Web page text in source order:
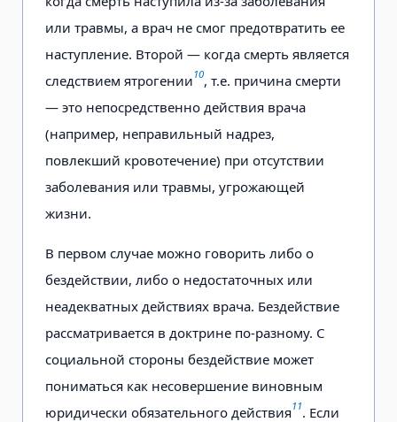
или травмы, а врач не смог предотвратить ее
наступление. Второй — когда смерть является
следствием ятрогении10, т.е. причина смерти
— это непосредственно действия врача
(например, неправильный надрез,
повлекший кровотечение) при отсутствии
заболевания или травмы, угрожающей
жизни.
В первом случае можно говорить либо о
бездействии, либо о недостаточных или
неадекватных действиях врача. Бездействие
рассматривается в доктрине по-разному. С
социальной стороны бездействие может
пониматься как несовершение виновным
юридически обязательного действия11. Если